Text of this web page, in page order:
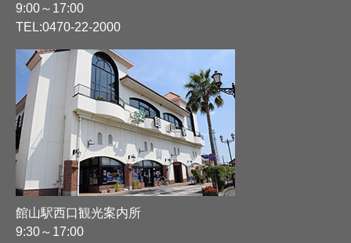
9:00～17:00
TEL:0470-22-2000
館山駅西口観光案内所
9:30～17:00